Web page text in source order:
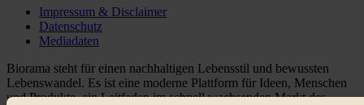
Impressum & Disclaimer
Datenschutz
Mediadaten
Biorama steht für einen nachhaltigen Lebensstil und bewussten
Lebenswandel. Es ist eine moderne Plattform für Ideen, Menschen
und Produkte, ein Leitfaden im schnell wachsenden Markt des